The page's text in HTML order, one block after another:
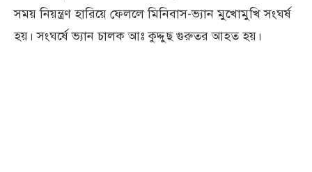
সময় নিয়ন্ত্রণ হারিয়ে ফেললে মিনিবাস-ভ্যান মুখোমুখি সংঘর্ষ
হয়। সংঘর্ষে ভ্যান চালক আঃ কুদ্দুছ গুরুতর আহত হয়।